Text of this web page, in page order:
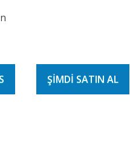
ŞIMDI SATIN AL